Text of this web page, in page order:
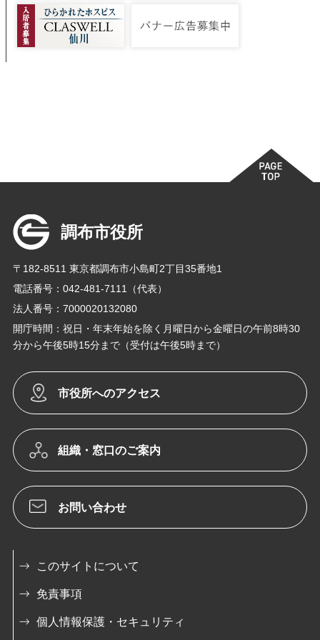
調布市役所
〒182-8511 東京都調布市小島町2丁目35番地1
電話番号：042-481-7111（代表）
法人番号：7000020132080
開庁時間：祝日・年末年始を除く月曜日から金曜日の午前8時30
分から午後5時15分まで（受付は午後5時まで）
市役所へのアクセス
組織・窓口のご案内
お問い合わせ
このサイトについて
免責事項
個人情報保護・セキュリティ